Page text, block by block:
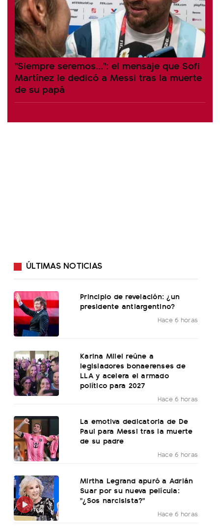
"Siempre seremos...": el mensaje que Sofi
Martínez le dedicó a Messi tras la muerte
de su papá
ÚLTIMAS NOTICIAS
Principio de revelación: ¿un
presidente antiargentino?
Hace 6 horas
Karina Milei reúne a
legisladores bonaerenses de
LLA y acelera el armado
político para 2027
Hace 6 horas
La emotiva dedicatoria de De
Paul para Messi tras la muerte
de su padre
Hace 6 horas
Mirtha Legrand apuró a Adrián
Suar por su nueva película:
"¿Sos narcisista?"
Hace 6 horas